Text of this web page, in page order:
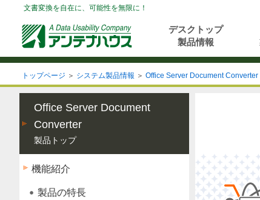
文書変換を自在に、可能性を無限に！
デスクトップ
製品情報
トップページ ＞ システム製品情報 ＞ Office Server Document Converter
Office Server Document
Converter
製品トップ
機能紹介
製品の特長